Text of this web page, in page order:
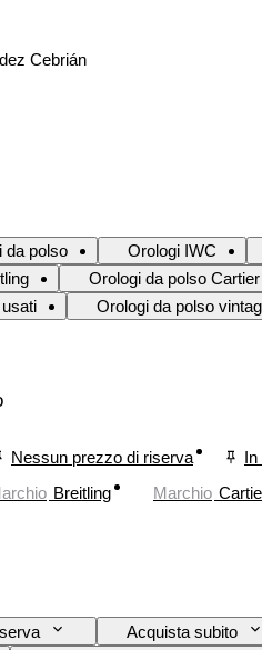
Cebrián
da polso Orologi IWC
Orologi da polso Cartier
Orologi da polso
Nessun prezzo di riserva In
Breitling Marchio
Acquista subito